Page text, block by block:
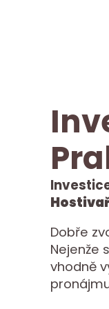
Dobře
Nejenže
vhodně